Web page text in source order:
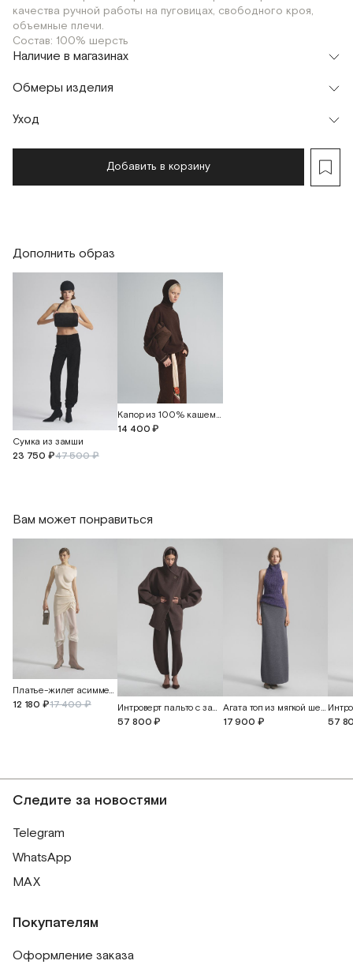
качества ручной работы на пуговицах, свободного кроя,
объемные плечи.
Состав: 100% шерсть
Наличие в магазинах
Шоурум
г. Москва, Малая Бронная 24/3
M
Обмеры изделия
Мерки, см
Уход
Добавить в корзину
Дополнить образ
Сумка из замши
23 750 ₽47 500 ₽
Капор из 100% кашемира
14 400 ₽
Вам может понравиться
Платье-жилет асимметричное
12 180 ₽17 400 ₽
Интроверт пальто с запакованными швами из кашемира и шерсти
57 800 ₽
Агата топ из мягкой шерсти альпака
17 900 ₽
57
Следите за новостями
Telegram
WhatsApp
MAX
Покупателям
Оформление заказа